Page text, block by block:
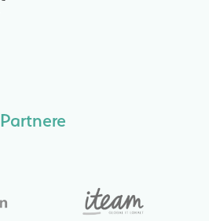
Partnere